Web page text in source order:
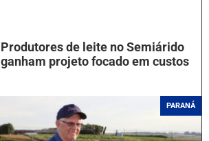
Produtores de leite no Semiárido
ganham projeto focado em custos
PARANÁ